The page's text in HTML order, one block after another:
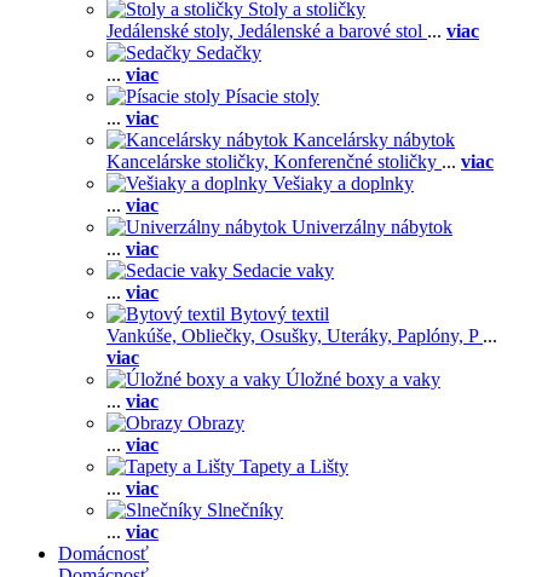
Stoly a stoličky
Jedálenské stoly, Jedálenské a barové stol ... viac
Sedačky
... viac
Písacie stoly
... viac
Kancelársky nábytok
Kancelárske stoličky, Konferenčné stoličky ... viac
Vešiaky a doplnky
... viac
Univerzálny nábytok
... viac
Sedacie vaky
... viac
Bytový textil
Vankúše, Obliečky, Osušky, Uteráky, Paplóny, P ...
viac
Úložné boxy a vaky
... viac
Obrazy
... viac
Tapety a Lišty
... viac
Slnečníky
... viac
Domácnosť